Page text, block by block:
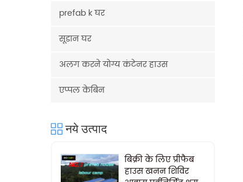
prefab k घर
सूडान घर
अलग करने योग्य कंटेनर हाउस
एप्पल केबिन
नये उत्पाद
बिक्री के लिए प्रीफैब
हाउस खनन शिविर